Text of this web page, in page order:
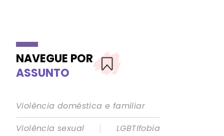
NAVEGUE POR
ASSUNTO
Violência doméstica e familiar
Violência sexual
|
LGBTIfobia